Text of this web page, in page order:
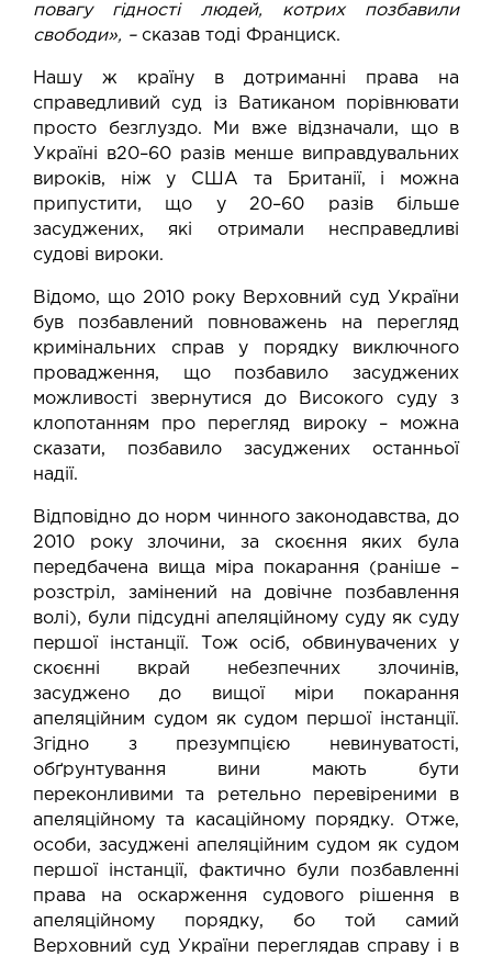
повагу гідності людей, котрих позбавили
свободи», – сказав тоді Франциск.
Нашу ж країну в дотриманні права на
справедливий суд із Ватиканом порівнювати
просто безглуздо. Ми вже відзначали, що в
Україні в20–60 разів менше виправдувальних
вироків, ніж у США та Британії, і можна
припустити, що у 20–60 разів більше
засуджених, які отримали несправедливі
судові вироки.
Відомо, що 2010 року Верховний суд України
був позбавлений повноважень на перегляд
кримінальних справ у порядку виключного
провадження, що позбавило засуджених
можливості звернутися до Високого суду з
клопотанням про перегляд вироку – можна
сказати, позбавило засуджених останньої
надії.
Відповідно до норм чинного законодавства, до
2010 року злочини, за скоєння яких була
передбачена вища міра покарання (раніше –
розстріл, замінений на довічне позбавлення
волі), були підсудні апеляційному суду як суду
першої інстанції. Тож осіб, обвинувачених у
скоєнні вкрай небезпечних злочинів,
засуджено до вищої міри покарання
апеляційним судом як судом першої інстанції.
Згідно з презумпцією невинуватості,
обґрунтування вини мають бути
переконливими та ретельно перевіреними в
апеляційному та касаційному порядку. Отже,
особи, засуджені апеляційним судом як судом
першої інстанції, фактично були позбавленні
права на оскарження судового рішення в
апеляційному порядку, бо той самий
Верховний суд України переглядав справу і в